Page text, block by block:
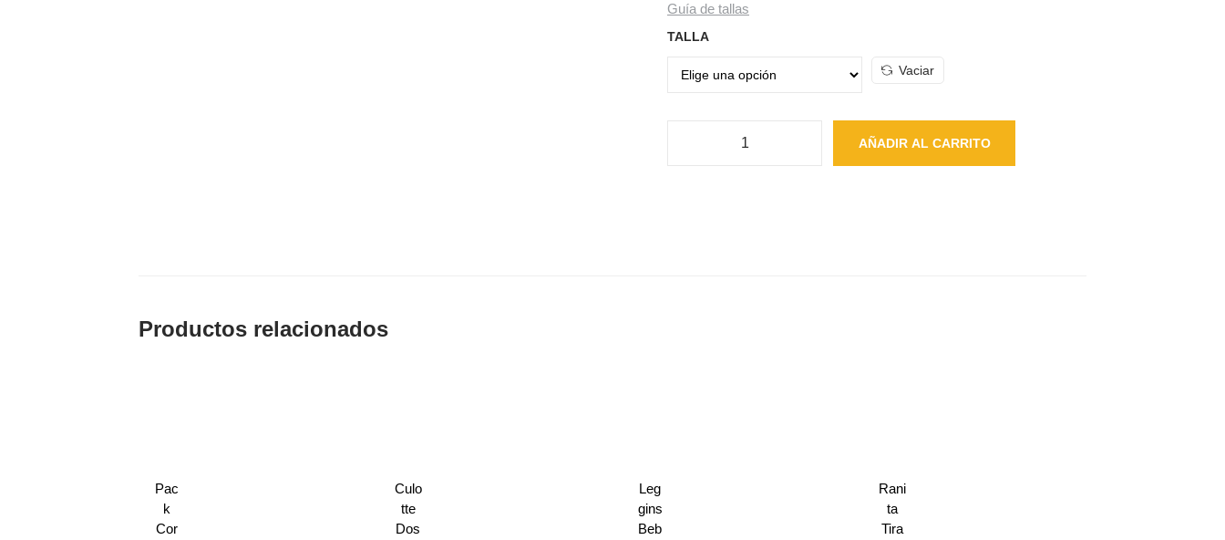
Guía de tallas
TALLA
Vaciar
AÑADIR AL CARRITO
Productos relacionados
Pac
k
Cor
Culo
tte
Dos
Leg
gins
Beb
Rani
ta
Tira